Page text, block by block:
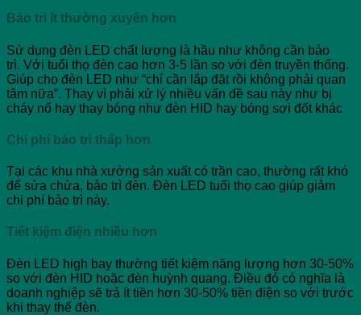
Bảo trì ít thường xuyên hơn
Sử dụng đèn LED chất lượng là hầu như không cần bảo
trì. Với tuổi thọ đèn cao hơn 3-5 lần so với đèn truyền thống.
Giúp cho đèn LED như “chỉ cần lắp đặt rồi không phải quan
tâm nữa”. Thay vì phải xử lý nhiều vấn đề sau này như bị
cháy nổ hay thay bóng như đèn HID hay bóng sợi đốt khác
Chi phí bảo trì thấp hơn
Tại các khu nhà xưởng sản xuất có trần cao, thường rất khó
để sửa chửa, bảo trì đèn. Đèn LED tuổi thọ cao giúp giảm
chi phí bảo trì này.
Tiết kiệm điện nhiều hơn
Đèn LED high bay thường tiết kiệm năng lượng hơn 30-50%
so với đèn HID hoặc đèn huỳnh quang. Điều đó có nghĩa là
doanh nghiệp sẽ trả ít tiền hơn 30-50% tiền điện so với trước
khi thay thế đèn.